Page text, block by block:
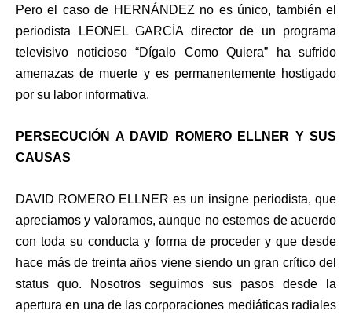
Pero el caso de HERNÁNDEZ no es único, también el
periodista LEONEL GARCÍA director de un programa
televisivo noticioso “Dígalo Como Quiera” ha sufrido
amenazas de muerte y es permanentemente hostigado
por su labor informativa.
PERSECUCIÓN A DAVID ROMERO ELLNER Y SUS
CAUSAS
DAVID ROMERO ELLNER es un insigne periodista, que
apreciamos y valoramos, aunque no estemos de acuerdo
con toda su conducta y forma de proceder y que desde
hace más de treinta años viene siendo un gran crítico del
status quo. Nosotros seguimos sus pasos desde la
apertura en una de las corporaciones mediáticas radiales